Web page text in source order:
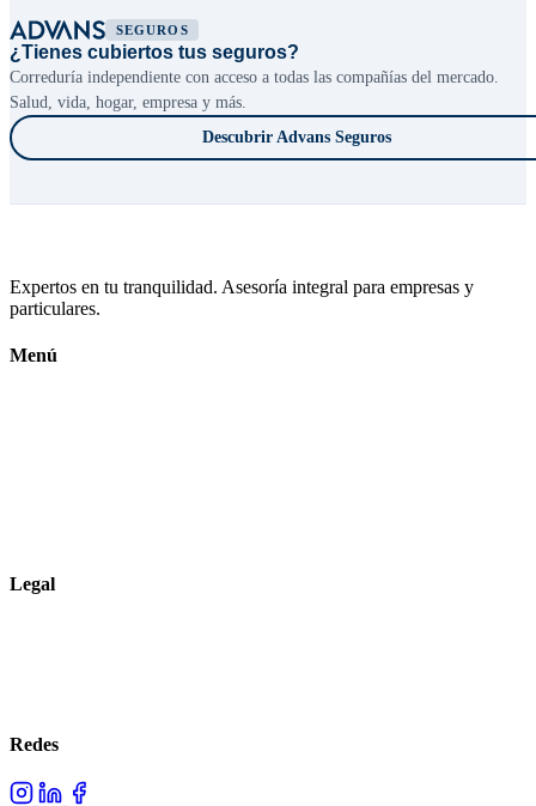
SEGUROS
¿Tienes cubiertos tus seguros?
Correduría independiente con acceso a todas las compañías del mercado.
Salud, vida, hogar, empresa y más.
Descubrir Advans Seguros
Expertos en tu tranquilidad. Asesoría integral para empresas y
particulares.
Menú
Legal
Redes